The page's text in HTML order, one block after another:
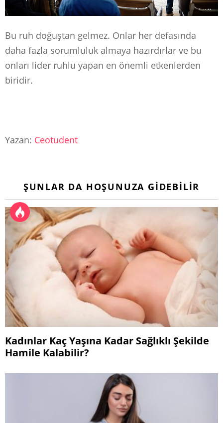
Bu ruh doğuştan gelmez. Onlar her defasında
daha fazla sorumluluk almaya hazırdırlar ve bu
onları lider ruhlu yapan en önemli etkenlerden
biridir.
Yazan: Ceotudent
ŞUNLAR DA HOŞUNUZA GIDEBILIR
Kadınlar Kaç Yaşına Kadar Sağlıklı Şekilde
Hamile Kalabilir?